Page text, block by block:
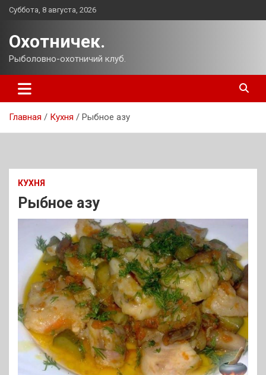
Перейти
Суббота, 8 августа, 2026
Охотничек.
Рыболовно-охотничий клуб.
Главная Кухня Рыбное азу
КУХНЯ
Рыбное азу